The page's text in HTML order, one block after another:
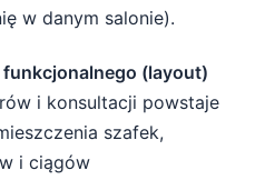
w danym salonie).
funkcjonalnego (layout)
i konsultacji powstaje
szafek,
i ciągów